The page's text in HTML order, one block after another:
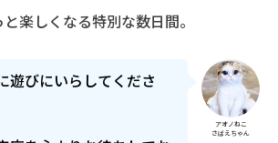
楽しくなる特別な数日間。
アオノねこ
さばえちゃん
遊びにいらしてくださ